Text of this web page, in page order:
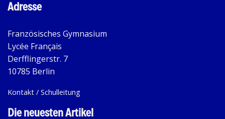
Adresse
Französisches Gymnasium
Lycée Français
Derfflingerstr. 7
10785 Berlin
Kontakt / Schulleitung
Die neuesten Artikel